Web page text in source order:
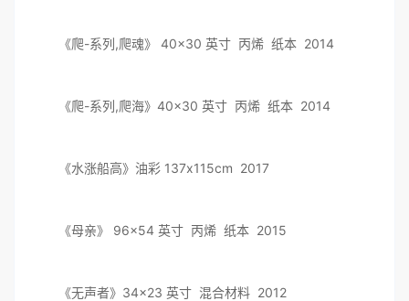
《爬-系列,爬魂》 40×30 英寸 丙烯 纸本 2014
《爬-系列,爬海》40×30 英寸 丙烯 纸本 2014
《水涨船高》油彩 137x115cm 2017
《母亲》 96×54 英寸 丙烯 纸本 2015
《无声者》34×23 英寸 混合材料 2012